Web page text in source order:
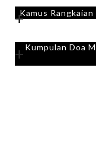
+Kamus
+ Kumpulan Doa